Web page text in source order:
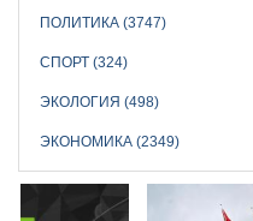
ПОЛИТИКА (3747)
СПОРТ (324)
ЭКОЛОГИЯ (498)
ЭКОНОМИКА (2349)